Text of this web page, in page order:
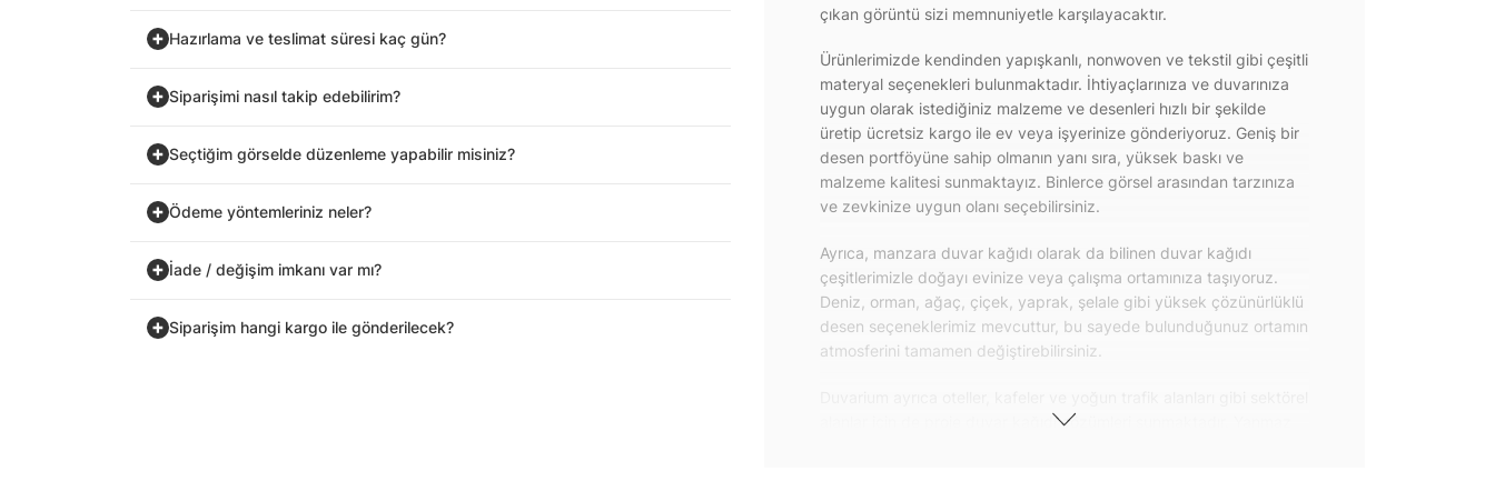
Hazırlama ve teslimat süresi kaç gün?
Siparişimi nasıl takip edebilirim?
Seçtiğim görselde düzenleme yapabilir misiniz?
Ödeme yöntemleriniz neler?
İade / değişim imkanı var mı?
Siparişim hangi kargo ile gönderilecek?
çıkan görüntü sizi memnuniyetle karşılayacaktır.
Ürünlerimizde kendinden yapışkanlı, nonwoven ve tekstil gibi çeşitli
materyal seçenekleri bulunmaktadır. İhtiyaçlarınıza ve duvarınıza
uygun olarak istediğiniz malzeme ve desenleri hızlı bir şekilde
üretip ücretsiz kargo ile ev veya işyerinize gönderiyoruz. Geniş bir
desen portföyüne sahip olmanın yanı sıra, yüksek baskı ve
malzeme kalitesi sunmaktayız. Binlerce görsel arasından tarzınıza
ve zevkinize uygun olanı seçebilirsiniz.
Ayrıca, manzara duvar kağıdı olarak da bilinen duvar kağıdı
çeşitlerimizle doğayı evinize veya çalışma ortamınıza taşıyoruz.
Deniz, orman, ağaç, çiçek, yaprak, şelale gibi yüksek çözünürlüklü
desen seçeneklerimiz mevcuttur, bu sayede bulunduğunuz ortamın
atmosferini tamamen değiştirebilirsiniz.
alanlar için de proje duvar kağıdı çözümleri sunmaktadır. Yanmaz